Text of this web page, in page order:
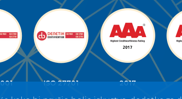
ISO 27701 2017